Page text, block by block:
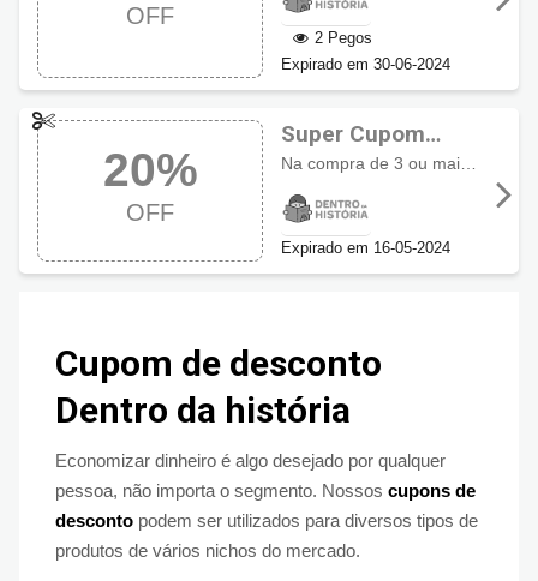
OFF
2 Pegos
Expirado em 30-06-2024
20%
OFF
Super Cupom
Dentro da História
com 20% OFF
Expirado em 16-05-2024
Cupom de desconto
Dentro da história
Economizar dinheiro é algo desejado por qualquer
pessoa, não importa o segmento. Nossos cupons de
desconto podem ser utilizados para diversos tipos de
produtos de vários nichos do mercado.